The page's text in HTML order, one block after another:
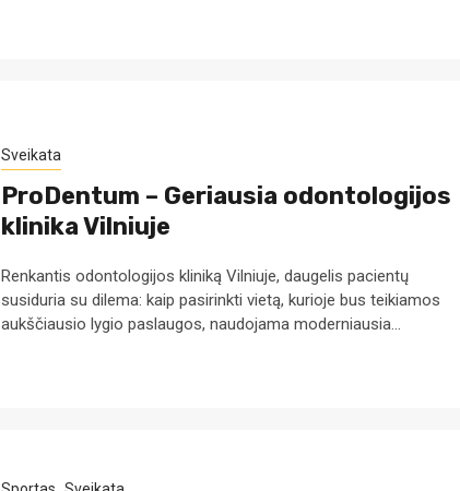
Sveikata
ProDentum – Geriausia odontologijos
klinika Vilniuje
Renkantis odontologijos kliniką Vilniuje, daugelis pacientų
susiduria su dilema: kaip pasirinkti vietą, kurioje bus teikiamos
aukščiausio lygio paslaugos, naudojama moderniausia...